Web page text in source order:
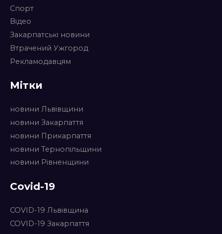
Спорт
Відео
Закарпатські новини
Втрачений Ужгород
Рекламодавцям
Мітки
новини Львівщини
новини Закарпаття
новини Прикарпаття
новини Тернопільщини
новини Рівненщини
Covid-19
COVID-19 Львівщина
COVID-19 Закарпаття